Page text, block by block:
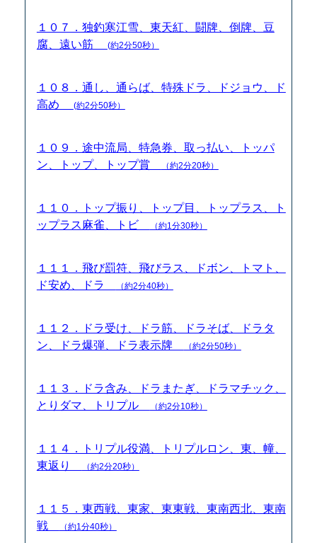
１０７．独釣寒江雪、東天紅、闘牌、倒牌、豆
腐、遠い筋
(約2分50秒）
１０８．通し、通らば、特殊ドラ、ドジョウ、ド
高め
(約2分50秒）
１０９．途中流局、特急券、取っ払い、トッパ
ン、トップ、トップ賞
（約2分20秒）
１１０．トップ振り、トップ目、トップラス、ト
ップラス麻雀、トビ
（約1分30秒）
１１１．飛び罰符、飛びラス、ドボン、トマト、
ド安め、ドラ
（約2分40秒）
１１２．ドラ受け、ドラ筋、ドラそば、ドラタ
ン、ドラ爆弾、ドラ表示牌
（約2分50秒）
１１３．ドラ含み、ドラまたぎ、ドラマチック、
とりダマ、トリプル
（約2分10秒）
１１４．トリプル役満、トリプルロン、東、幢、
東返り
（約2分20秒）
１１５．東西戦、東家、東東戦、東南西北、東南
戦
（約1分40秒）